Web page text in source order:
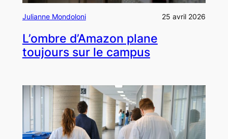
Julianne Mondoloni 25 avril 2026
L’ombre d’Amazon plane
toujours sur le campus